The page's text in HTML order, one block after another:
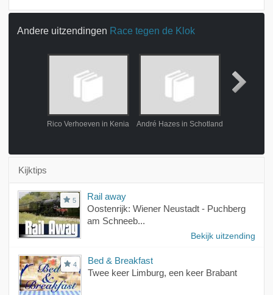
Andere uitzendingen Race tegen de Klok
Rico Verhoeven in Kenia André Hazes in Schotland
Kijktips
5
Rail away
Oostenrijk: Wiener Neustadt - Puchberg
am Schneeb...
Bekijk uitzending
4
Bed & Breakfast
Twee keer Limburg, een keer Brabant